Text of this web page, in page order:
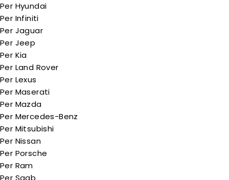
Per Hyundai
Per Infiniti
Per Jaguar
Per Jeep
Per Kia
Per Land Rover
Per Lexus
Per Maserati
Per Mazda
Per Mercedes-Benz
Per Mitsubishi
Per Nissan
Per Porsche
Per Ram
Per Saab